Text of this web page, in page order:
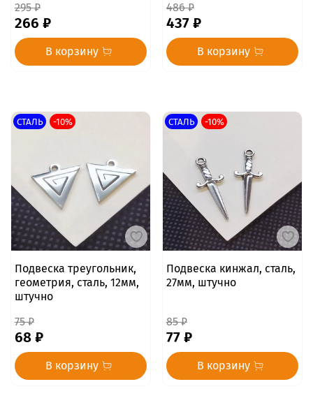
295 ₽
266 ₽
В корзину
486 ₽
437 ₽
В корзину
СТАЛЬ -10%
Подвеска треугольник,
геометрия, сталь, 12мм,
штучно
75 ₽
68 ₽
В корзину
СТАЛЬ -10%
Подвеска кинжал, сталь,
27мм, штучно
85 ₽
77 ₽
В корзину